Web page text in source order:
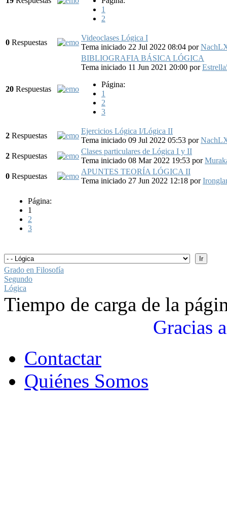
1
2
0 Respuestas
Videoclases Lógica I
Tema iniciado 22 Jul 2022 08:04 por
20 Respuestas
BIBLIOGRAFIA BÁSICA LÓGICA
Tema iniciado 11 Jun 2021 20:00 por
Página:
1
2
3
2 Respuestas
Ejercicios Lógica I/Lógica II
Tema iniciado 09 Jul 2022 05:53 por
2 Respuestas
Clases particulares de Lógica I y II
Tema iniciado 08 Mar 2022 19:53 por
0 Respuestas
APUNTES TEORÍA LÓGICA II
Tema iniciado 27 Jun 2022 12:18 por
Página:
1
2
3
Grado en Filosofía
Segundo
Lógica
Tiempo de carga de la
Gracias a
Contactar
Quiénes Somos